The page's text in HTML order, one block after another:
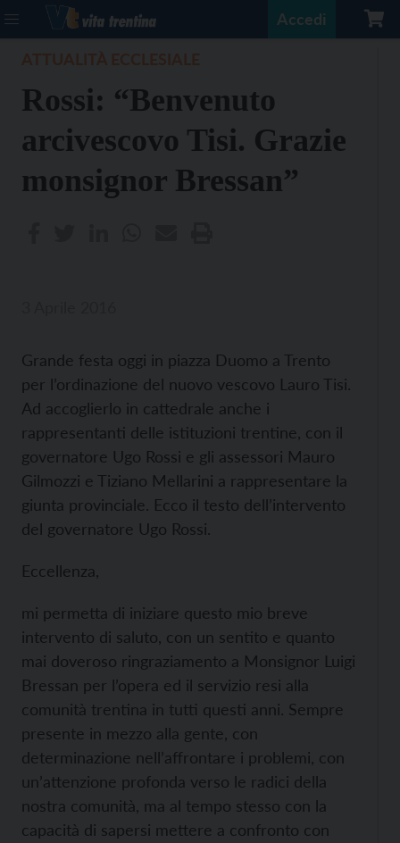
Accedi
Rossi: “Benvenuto
arcivescovo Tisi. Grazie
monsignor Bressan”
Grande festa oggi in piazza Duomo a Trento
per l’ordinazione del nuovo vescovo Lauro Tisi.
Ad accoglierlo in cattedrale anche i
rappresentanti delle istituzioni trentine, con il
governatore Ugo Rossi e gli assessori Mauro
Gilmozzi e Tiziano Mellarini a rappresentare la
giunta provinciale. Ecco il testo dell’intervento
del governatore Ugo Rossi.
Eccellenza,
mi permetta di iniziare questo mio breve
intervento di saluto, con un sentito e quanto
mai doveroso ringraziamento a Monsignor Luigi
Bressan per l’opera ed il servizio resi alla
comunità trentina in tutti questi anni. Sempre
presente in mezzo alla gente, con
determinazione nell’affrontare i problemi, con
un’attenzione profonda verso le radici della
nostra comunità, ma al tempo stesso con la
capacità di sapersi mettere a confronto con